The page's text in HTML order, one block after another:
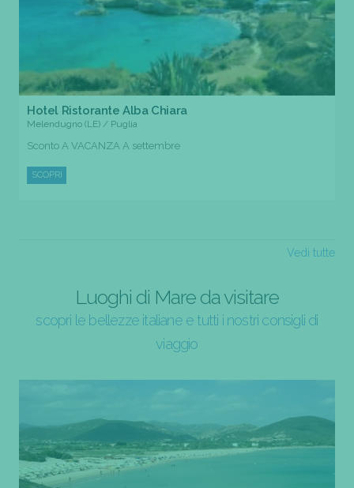
Hotel Ristorante Alba Chiara
Melendugno (LE) / Puglia
Sconto A VACANZA A settembre
SCOPRI
Vedi tutte
Luoghi di Mare da visitare
scopri le bellezze italiane e tutti i nostri consigli di
viaggio